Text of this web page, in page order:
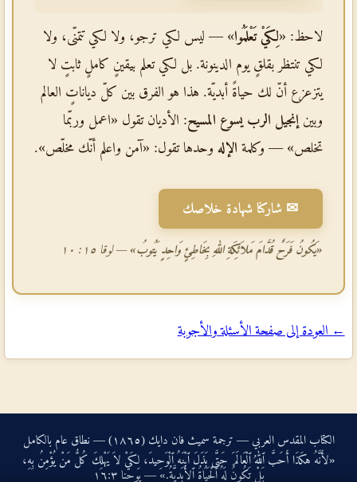
لاحظ: «لِكَيْ تَعْلَمُوا» — ليس لكي ترجو، ولا لكي تتمنّى، ولا
لكي تنتظر بقلقٍ يوم الدينونة. بل لكي تعلم بيقينٍ كاملٍ ثابتٍ لا
يتزعزع أنّ لك حياةً أبديّة. هذا هو الفرق بين كلّ دياناتٍ العالم
وبين إنجيل الرب يسوع المسيح: الأديان تقول «اعمل وربّما
تخلص» — وكلمة الإله وحدها تقول: «آمن واعلم أنّك مخلّص».
✉ شاركنا شهادة خلاصك
«يَكُونُ فَرَحٌ قُدَّامَ مَلاَئِكَةِ اللهِ بِخَاطِئٍ وَاحِدٍ يَتُوبُ»— لوقا ١٥: ١٠
← العودة إلى صفحة الأسئلة والأجوبة
الكتاب المقدس العربي — ترجمة سميث فان دايك (١٨٦٥) — نطاق عام بالكامل
«لأَنَّهُ هكَذَا أَحَبَّ ٱللهُ ٱلْعَالَمَ حَتَّى بَذَلَ ٱبْنَهُ ٱلْوَحِيدَ، لِكَيْ لاَ يَهْلِكَ كُلُّ مَنْ يُؤْمِنُ بِهِ،
بَلْ تَكُونُ لَهُ ٱلْحَيَاةُ ٱلأَبَدِيَّةُ.» — يوحنا ‏٣‏:‏١٦‏